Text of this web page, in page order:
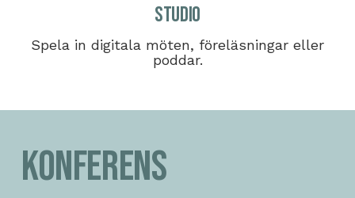
Studio
Spela in digitala möten, föreläsningar eller
poddar.
Konferens